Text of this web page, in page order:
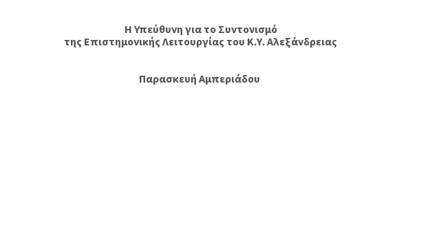
Η Υπεύθυνη για το Συντονισμό
της Επιστημονικής Λειτουργίας του Κ.Υ. Αλεξάνδρειας
Παρασκευή Αμπεριάδου